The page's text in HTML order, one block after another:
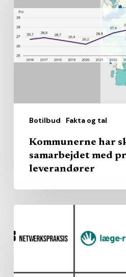
Botilbud Fakta og tal
op
for
samarbejdet
med
Kommunerne har
samarbejdet med
leverandører
almen
er